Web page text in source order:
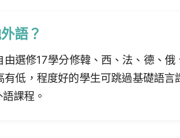
語？
選修17學分修韓、西、法、德、
低，程度好的學生可跳過基礎語
課程。